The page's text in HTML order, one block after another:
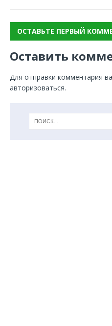
ОСТАВЬТЕ ПЕРВЫЙ
Оставить
Для отправки комментария
авторизоваться.